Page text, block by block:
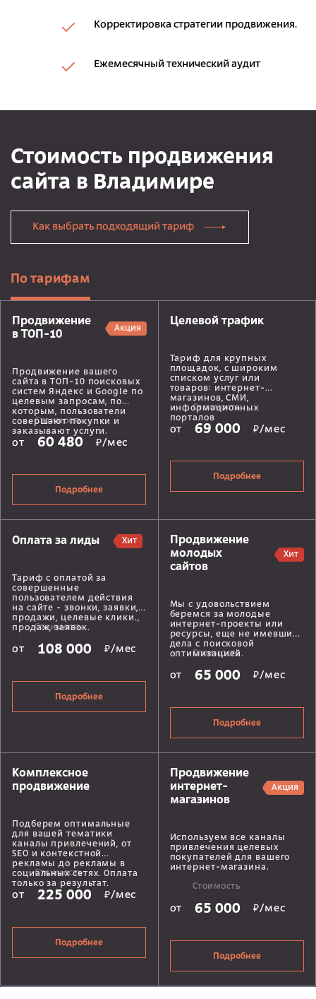
Корректировка стратегии продвижения.
Ежемесячный технический аудит
Стоимость продвижения
сайта в Владимире
Как выбрать подходящий тариф
По тарифам
Продвижение
в ТОП-10
Акция
Продвижение вашего
сайта в ТОП-10 поисковых
систем Яндекс и Google по
целевым запросам, по
которым, пользователи
совершают покупки и
заказывают услуги.
Стоимость
от 60 480 ₽/мес
Подробнее
Целевой трафик
Тариф для крупных
площадок, с широким
списком услуг или
товаров: интернет-
магазинов, СМИ,
информационных
порталов
Стоимость
от 69 000 ₽/мес
Подробнее
Оплата за лиды Хит
Тариф с оплатой за
совершенные
пользователем действия
на сайте - звонки, заявки,
продажи, целевые клики.,
продаж, заявок.
Стоимость
от 108 000 ₽/мес
Подробнее
Продвижение
молодых
сайтов
Хит
Мы с удовольствием
беремся за молодые
интернет-проекты или
ресурсы, еще не имевшие
дела с поисковой
оптимизацией.
Стоимость
от 65 000 ₽/мес
Подробнее
Комплексное
продвижение
Подберем оптимальные
для вашей тематики
каналы привлечений, от
SEO и контекстной
рекламы до рекламы в
социальных сетях. Оплата
только за результат.
Стоимость
от 225 000 ₽/мес
Подробнее
Продвижение
интернет-
магазинов
Акция
Используем все каналы
привлечения целевых
покупателей для вашего
интернет-магазина.
Стоимость
от 65 000 ₽/мес
Подробнее